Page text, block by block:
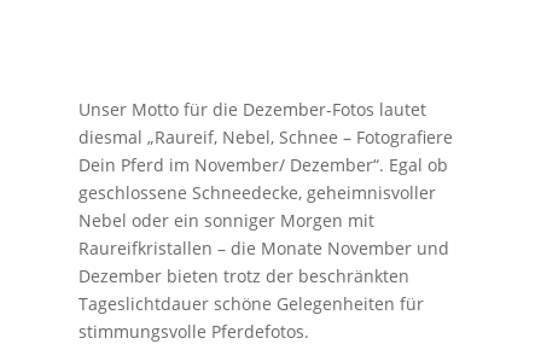
Unser Motto für die Dezember-Fotos lautet
diesmal „Raureif, Nebel, Schnee – Fotografiere
Dein Pferd im November/ Dezember“. Egal ob
geschlossene Schneedecke, geheimnisvoller
Nebel oder ein sonniger Morgen mit
Raureifkristallen – die Monate November und
Dezember bieten trotz der beschränkten
Tageslichtdauer schöne Gelegenheiten für
stimmungsvolle Pferdefotos.